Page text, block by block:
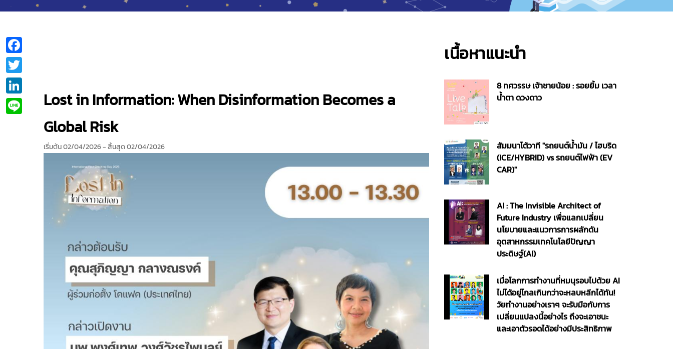
Lost in Information: When Disinformation Becomes a
Global Risk
เริ่มต้น 02/04/2026- สิ้นสุด 02/04/2026
เนื้อหาแนะนำ
8 ทศวรรษ เจ้าชายน้อย : รอยยิ้ม เวลา
น้ำตา ดวงดาว
สัมมนาโต้วาที "รถยนต์น้ำมัน / ไฮบริด
(ICE/HYBRID) vs รถยนต์ไฟฟ้า (EV
CAR)"
AI : The Invisible Architect of
Future Industry เพื่อแลกเปลี่ยน
นโยบายและแนวการการผลักดัน
อุตสาหกรรมเทคโนโลยีปัญญา
ประดิษฐ์(AI)
เมื่อโลกการทำงานที่หมนุรอบไปด้วย AI
ไม่ได้อยู่ไกลเกินกว่าจะหลบหลีกได้ทัน!
วัยทำงานอย่างเราๆ จะรับมือกับการ
เปลี่ยนแปลงนี้อย่างไร ถึงจะเอาชนะ
และเอาตัวรอดได้อย่างมีประสิทธิภาพ